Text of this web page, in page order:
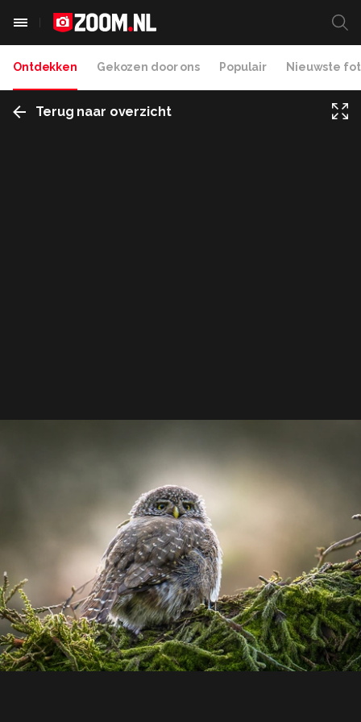
Ontdekken Gekozen door ons Populair Nieuwste
Terug naar overzicht